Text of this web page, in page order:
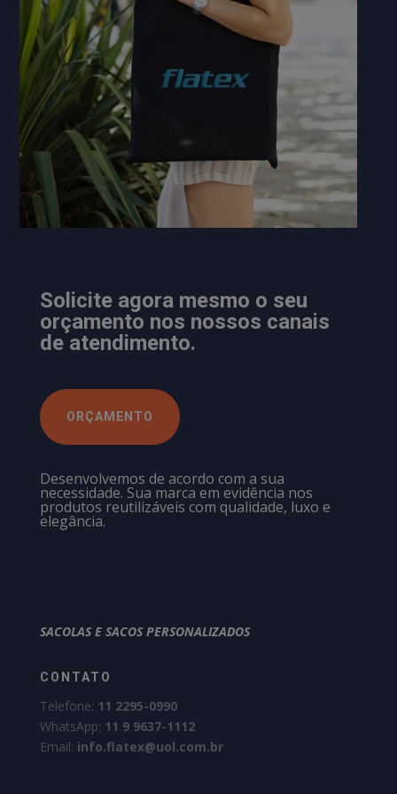
Solicite agora mesmo o seu
orçamento nos nossos canais
de atendimento.
ORÇAMENTO
Desenvolvemos de acordo com a sua
necessidade. Sua marca em evidência nos
produtos reutilizáveis com qualidade, luxo e
elegância.
SACOLAS E SACOS PERSONALIZADOS
CONTATO
Telefone: 11 2295-0990
WhatsApp: 11 9 9637-1112
Email: info.flatex@uol.com.br